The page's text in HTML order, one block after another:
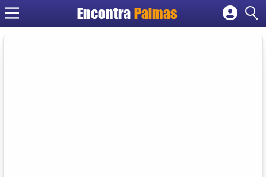
Encontra Palmas
Cadastrar empresa